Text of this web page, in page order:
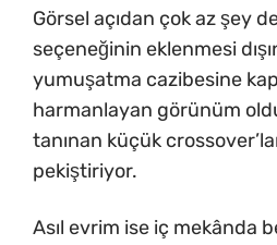
Görsel açıdan çok az şey
seçeneğinin eklenmesi
yumuşatma cazibesine
harmanlayan görünüm
tanınan küçük
pekiştiriyor.
Asıl evrim ise iç mekânda